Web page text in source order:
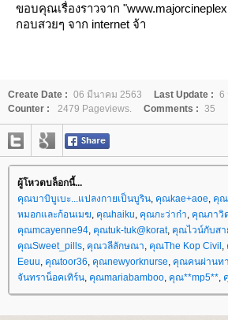
ขอบคุณเรื่องราวจาก
กอบสวยๆ จาก internet จ้า
Create Date : 06 มีนาคม 2563 Last Update : 6
Counter :
2479 Pageviews. Comments : 35
ผู้โหวตบล็อกนี้...
คุณบาบิบูเบะ...แปลงกายเป็นบูริน, คุณkae+aoe, คุณ
หมอกและก้อนเมฆ, คุณhaiku, คุณกะว่าก๋า, คุณภาวิ
คุณmcayenne94, คุณtuk-tuk@korat, คุณไวน์กับสา
คุณSweet_pills, คุณวลีลักษณา, คุณThe Kop Civil,
Eeuu, คุณtoor36, คุณnewyorknurse, คุณคนผ่านทา
จันทราน็อคเทิร์น, คุณmariabamboo, คุณ**mp5**,